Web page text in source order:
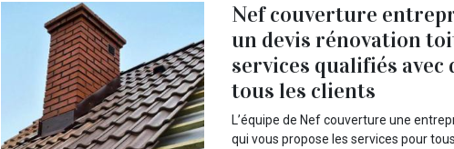
Nef couverture
un devis rénovation
services qualifiés
tous les clients
L’équipe de Nef couverture une
qui vous propose les services pour